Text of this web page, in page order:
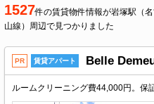
1527件の賃貸物件情報が岩塚駅（
山線）周辺で見つかりました
PR 賃貸アパート Belle
ルームクリーニング費44,000円。保